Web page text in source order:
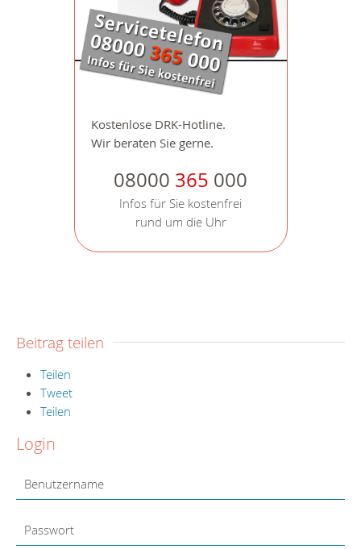
Beitrag teilen
Teilen
Tweet
Teilen
Login
Kostenlose DRK-Hotline.
Wir beraten Sie gerne.
08000 365 000
Infos für Sie kostenfrei
rund um die Uhr